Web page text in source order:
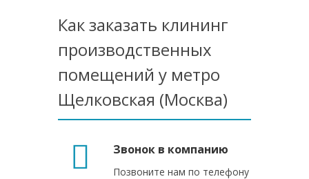
Как заказать клининг
производственных
помещений у метро
Щелковская (Москва)
Звонок в компанию
Позвоните нам по телефону